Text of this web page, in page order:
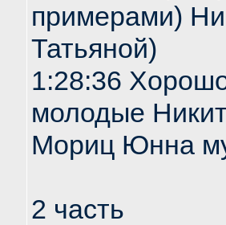
примерами)
Татьяной)
1:28:36
молодые
Мориц Юнна
2 часть